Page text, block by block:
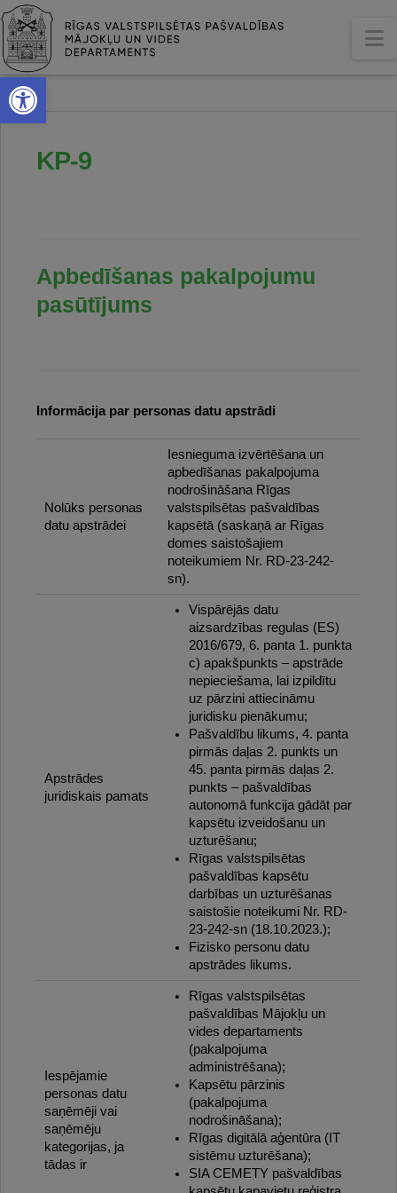
Open toolbar
KP-9
Apbedīšanas pakalpojumu
pasūtījums
Informācija par personas datu apstrādi
Nolūks personas
datu apstrādei
Iesnieguma izvērtēšana un
apbedīšanas pakalpojuma
nodrošināšana Rīgas
valstspilsētas pašvaldības
kapsētā (saskaņā ar Rīgas
domes saistošajiem
noteikumiem Nr. RD-23-242-
sn).
Apstrādes
juridiskais pamats
Vispārējās datu
aizsardzības regulas (ES)
2016/679, 6. panta 1. punkta
c) apakšpunkts – apstrāde
nepieciešama, lai izpildītu
uz pārzini attiecināmu
juridisku pienākumu;
Pašvaldību likums, 4. panta
pirmās daļas 2. punkts un
45. panta pirmās daļas 2.
punkts – pašvaldības
autonomā funkcija gādāt par
kapsētu izveidošanu un
uzturēšanu;
Rīgas valstspilsētas
pašvaldības kapsētu
darbības un uzturēšanas
saistošie noteikumi Nr. RD-
23-242-sn (18.10.2023.);
Fizisko personu datu
apstrādes likums.
Iespējamie
personas datu
saņēmēji vai
saņēmēju
kategorijas, ja
tādas ir
Rīgas valstspilsētas
pašvaldības Mājokļu un
vides departaments
(pakalpojuma
administrēšana);
Kapsētu pārzinis
(pakalpojuma
nodrošināšana);
Rīgas digitālā aģentūra (IT
sistēmu uzturēšana);
SIA CEMETY pašvaldības